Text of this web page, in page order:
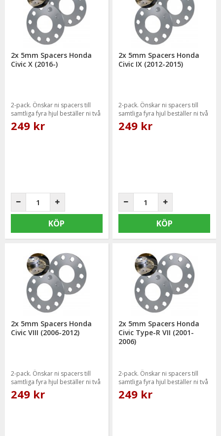
2x 5mm Spacers Honda
Civic X (2016-)
2-pack. Önskar ni spacers till
samtliga fyra hjul beställer ni två
paket.
249 kr
KÖP
2x 5mm Spacers Honda
Civic IX (2012-2015)
2-pack. Önskar ni spacers till
samtliga fyra hjul beställer ni två
paket.
249 kr
KÖP
2x 5mm Spacers Honda
Civic VIII (2006-2012)
2-pack. Önskar ni spacers till
samtliga fyra hjul beställer ni två
paket.
249 kr
2x 5mm Spacers Honda
Civic Type-R VII (2001-
2006)
2-pack. Önskar ni spacers till
samtliga fyra hjul beställer ni två
paket.
249 kr